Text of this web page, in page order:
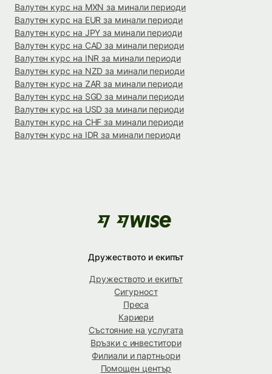
Валутен курс на MXN за минали периоди
Валутен курс на EUR за минали периоди
Валутен курс на JPY за минали периоди
Валутен курс на CAD за минали периоди
Валутен курс на INR за минали периоди
Валутен курс на NZD за минали периоди
Валутен курс на ZAR за минали периоди
Валутен курс на SGD за минали периоди
Валутен курс на USD за минали периоди
Валутен курс на CHF за минали периоди
Валутен курс на IDR за минали периоди
Дружеството и екипът
Дружеството и екипът
Сигурност
Преса
Кариери
Състояние на услугата
Връзки с инвеститори
Филиали и партньори
Помощен център